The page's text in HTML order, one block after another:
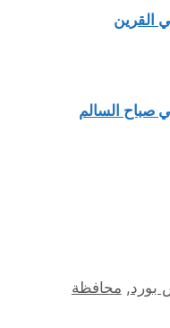
القرين
صباح السالم
بورد, محافظة